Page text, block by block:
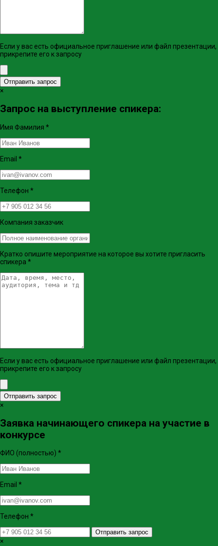
Если у вас есть официальное приглашение или файл презентации,
прикрепите его к запросу
Отправить запрос
×
Запрос на выступление спикера:
Имя Фамилия *
Email *
Телефон *
Компания заказчик
Кратко опишите мероприятие на которое вы хотите пригласить
спикера *
Если у вас есть официальное приглашение или файл презентации,
прикрепите его к запросу
Отправить запрос
×
Заявка начинающего спикера на участие в
конкурсе
ФИО (полностью) *
Email *
Телефон *
Отправить запрос
×